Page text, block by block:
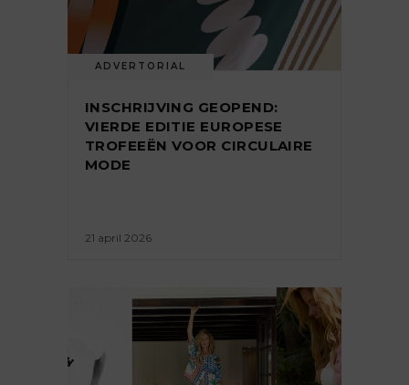
ADVERTORIAL
INSCHRIJVING GEOPEND:
VIERDE EDITIE EUROPESE
TROFEEËN VOOR CIRCULAIRE
MODE
21 april 2026